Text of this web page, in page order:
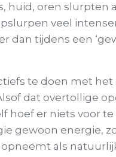
huid, oren slurpten
veel
dan tijdens een
te doen met
dat overtollige
hoef er niets voor
gewoon energie,
opneemt als